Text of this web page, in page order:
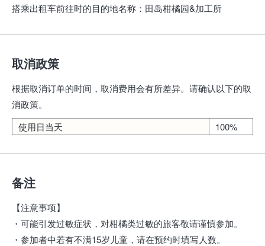
搭乘出租车前往时的目的地名称 ： 田岛柑橘园&加工所
取消政策
根据取消订单的时间，取消费用会有所差异。请确认以下的取
消政策。
使用日当天
100%
备注
【注意事项】
・可能引发过敏症状，对柑橘类过敏的旅客敬请谨慎参加。
・参加者中若有不满15岁儿童，请在预约时填写人数。